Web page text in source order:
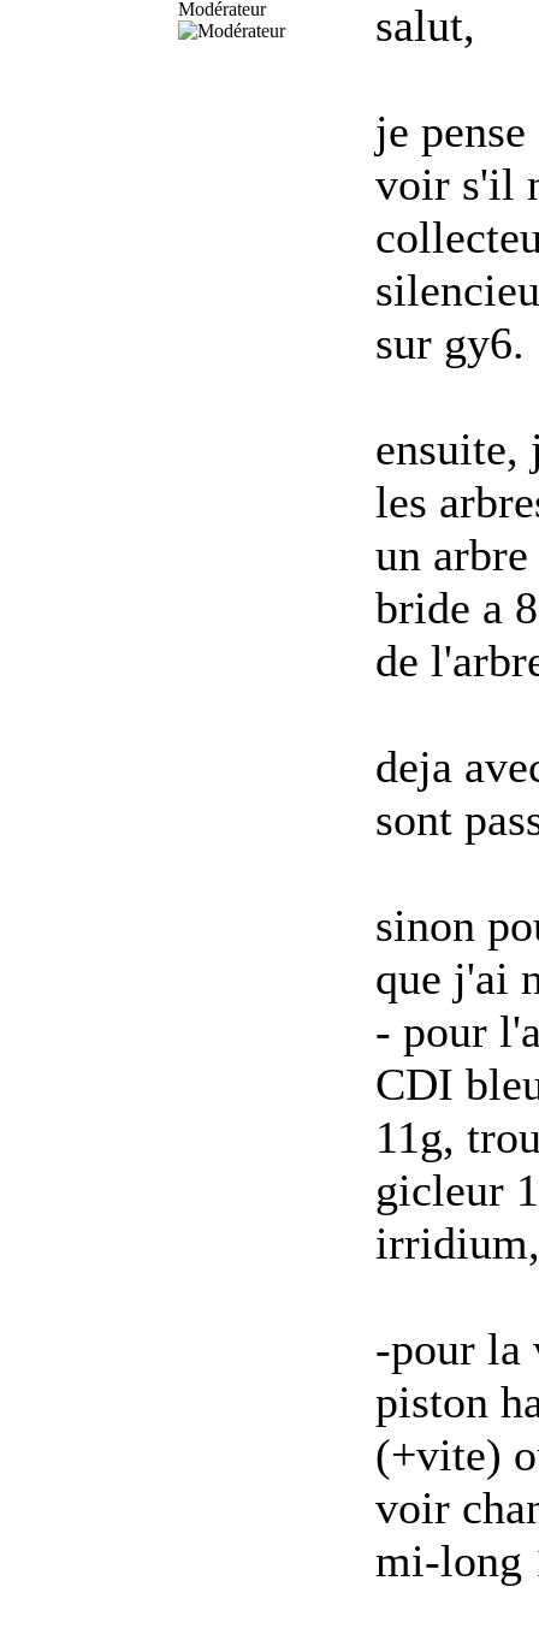
Modérateur salut,
je
voir s'il
sur gy6.
ensuite,
les
un
bride a
de
deja
sont
sinon
que j'ai
- pour
CDI
11g,
gicleur
irridium,
-pour la
piston
(+vite)
voir
mi-long